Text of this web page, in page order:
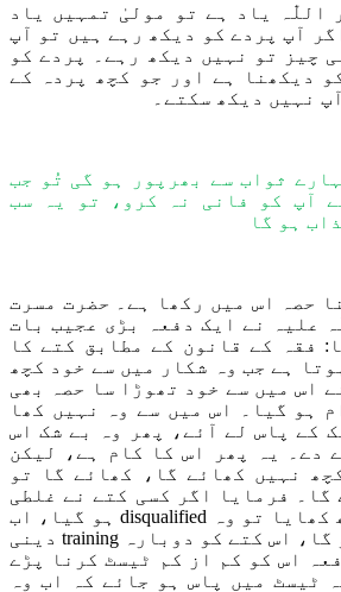
اللّٰہ یاد ہے تو مولیٰ تم ہ یں یاد
آپ پردے کو دیکھ رہے ہیں تو آپ
چیز تو نہیں دیکھ رہے۔ پرد ے کو
دی کھنا ہے اور جو کچھ
پردہ کے
آپ نہیں دیکھ سکتے۔
ثواب سے بھرپور
ہو گی تُو جب
آپ کو فانی نہ کرو، تو یہ سب
ہو گا
حصہ اس میں رکھا ہے۔
حضرت مسرت
علیہ
نے ایک دفعہ بڑی عجیب بات
فقہ کے قانون کے مطابق
کتے کا
ہے جب وہ شکار
میں سے خود کچھ
اس میں سے خود تھوڑا سا حصہ بھی
ہو گیا۔
اس میں سے وہ
نہیں کھا
کے پاس لے آئے، پھر وہ بے شک اس
دے۔ یہ پھر اس کا کام ہے، لیکن
نہیں کھائے گا، کھائے گا تو
گا۔ فرمایا اگر کسی کتے نے غلطی
سے شکار میں سے کچھ کھایا تو وہ disqualified ہو گیا، اب
اس کا شکار حرام ہو گا، اس کتے کو دوبارہ training دینی
اس کو کم از کم ٹیسٹ کرنا پڑے
ٹیسٹ میں پاس ہو جائے کہ اب وہ